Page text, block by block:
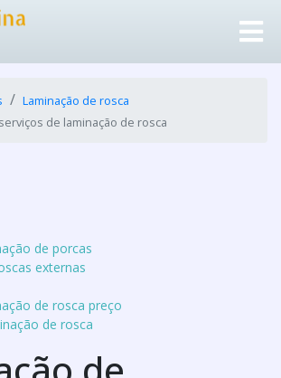
Laminação de rosca
de laminação de rosca
de porcas
externas
de rosca preço
de rosca